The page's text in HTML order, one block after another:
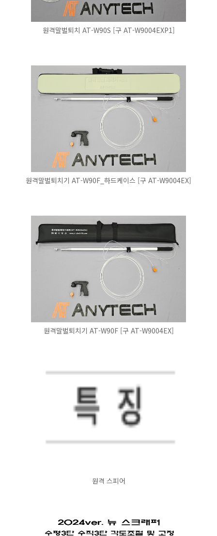
원격말벌퇴치 AT-W90S [구 AT-W9004EXP1]
원격말벌퇴치기 AT-W90F_하드케이스 [구 AT-W9004EX]
원격말벌퇴치기 AT-W90F [구 AT-W9004EX]
원격 스피어